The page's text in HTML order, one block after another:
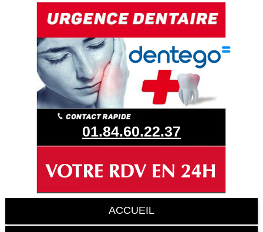
01.84.60.22.37
ACCUEIL